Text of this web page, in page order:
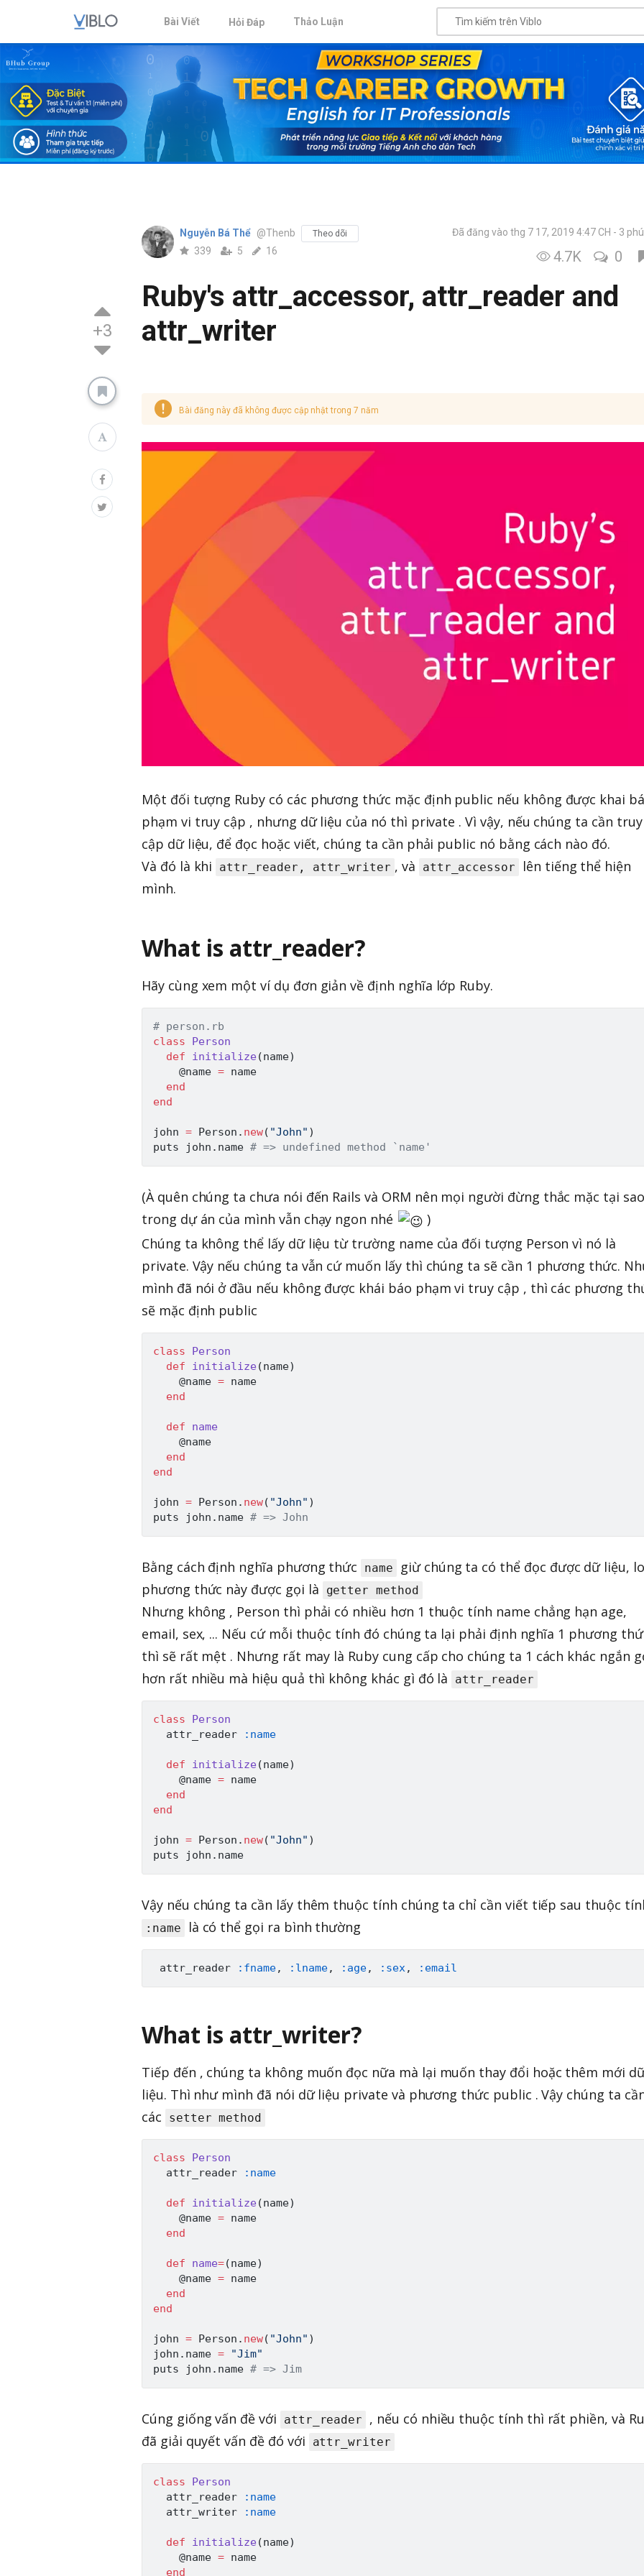
Bài Viết Hỏi Đáp Thảo Luận
+3
Nguyễn Bá Thể @Thenb Theo dõi
339 5 16
Đã đăng vào thg 7 17, 2019 4:47 CH 3
4.7K 0
Ruby's attr_accessor, attr_reader and
attr_writer
Bài đăng này đã không được cập nhật trong 7 năm
Một đối tượng Ruby có các phương thức mặc định public nếu không được khai
phạm vi truy cập , nhưng dữ liệu của nó thì private . Vì vậy, nếu chúng ta cần truy
cập dữ liệu, để đọc hoặc viết, chúng ta cần phải public nó bằng cách nào đó.
Và đó là khi
attr_reader, attr_writer , và attr_accessor
lên tiếng thể hiện
mình.
What is attr_reader?
Hãy cùng xem một ví dụ đơn giản về định nghĩa lớp Ruby.
# person.rb
class
Person
def
initialize(name)
@name = name
end
end
john = Person . new( "John" )
puts john . name # => undefined method `name'
(À quên chúng ta chưa nói đến Rails và ORM nên mọi người đừng thắc mặc tại sao
trong dự án của mình vẫn chạy ngon nhé
)
Chúng ta không thể lấy dữ liệu từ trường name của đối tượng Person vì nó là
private. Vậy nếu chúng ta vẫn cứ muốn lấy thì chúng ta sẽ cần 1 phương thức.
mình đã nói ở đầu nếu không được khái báo phạm vi truy cập , thì các phương
sẽ mặc định public
class
Person
def
initialize(name)
@name = name
end
def
name
@name
end
end
john = Person . new( "John" )
puts john . name # => John
Bằng cách định nghĩa phương thức name
giừ chúng ta có thể đọc được dữ liệu,
phương thức này được gọi là
getter method
Nhưng không , Person thì phải có nhiều hơn 1 thuộc tính name chẳng hạn age,
email, sex, ... Nếu cứ mỗi thuộc tính đó chúng ta lại phải định nghĩa 1 phương
thì sẽ rất mệt . Nhưng rất may là Ruby cung cấp cho chúng ta 1 cách khác ngắn
hơn rất nhiều mà hiệu quả thì không khác gì đó là
attr_reader
class
Person
  attr_reader
:name
def initialize(name)
@name = name
end
end
john = Person . new( "John" )
puts john .
Vậy nếu chúng ta cần lấy thêm thuộc tính chúng ta chỉ cần viết tiếp sau thuộc
:name là có thể gọi ra bình thường
attr_reader :fname, :lname, :age, :sex, :email
What is attr_writer?
Tiếp đến , chúng ta không muốn đọc nữa mà lại muốn thay đổi hoặc thêm mới
liệu. Thì như mình đã nói dữ liệu private và phương thức public . Vậy chúng ta
các
setter method
class
Person
  attr_reader
:name
def initialize(name)
@name = name
end
def name=(name)
@name = name
end
end
john = Person . new( "John" )
john . name =
"Jim"
puts john . name # => Jim
Cúng giống vấn đề với attr_reader
, nếu có nhiều thuộc tính thì rất phiền, và
đã giải quyết vấn đề đó với
attr_writer
class
Person
  attr_reader
:name
  attr_writer
:name
def initialize(name)
@name = name
end